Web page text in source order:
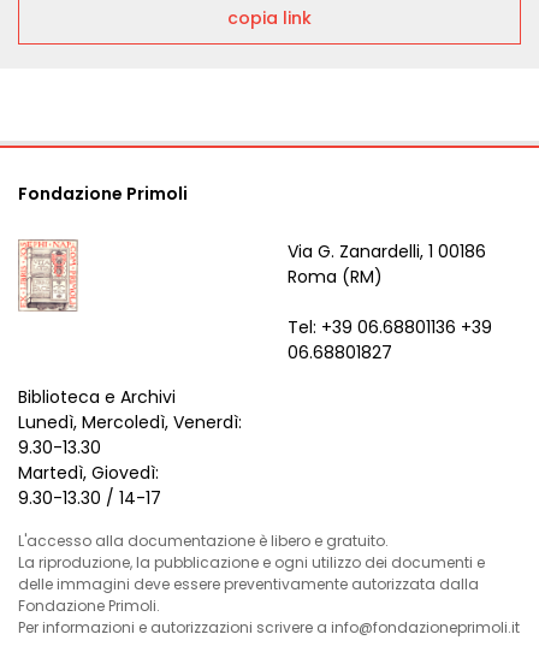
copia link
Fondazione Primoli
Via G. Zanardelli, 1 00186
Roma (RM)
Tel: +39 06.68801136 +39
06.68801827
Biblioteca e Archivi
Lunedì, Mercoledì, Venerdì:
9.30-13.30
Martedì, Giovedì:
9.30-13.30 / 14-17
L'accesso alla documentazione è libero e gratuito.
La riproduzione, la pubblicazione e ogni utilizzo dei documenti e
delle immagini deve essere preventivamente autorizzata dalla
Fondazione Primoli.
Per informazioni e autorizzazioni scrivere a info@fondazioneprimoli.it